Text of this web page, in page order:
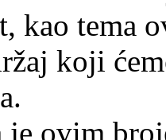
kao tema
koji
je ovim